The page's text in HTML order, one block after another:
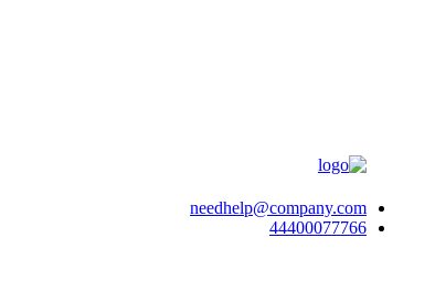
needhelp@company.com
44400077766